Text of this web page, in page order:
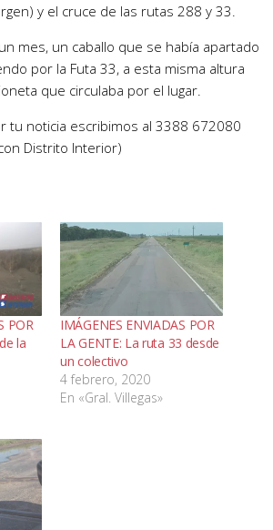
y el cruce de las rutas 288 y 33.
mes, un caballo que se había apartado
por la Futa 33, a esta misma altura
que circulaba por el lugar.
tu noticia escribimos al 3388 672080
Distrito Interior)
POR
la
IMÁGENES ENVIADAS POR
LA GENTE: La ruta 33 desde
un colectivo
4 febrero, 2020
En «Gral. Villegas»